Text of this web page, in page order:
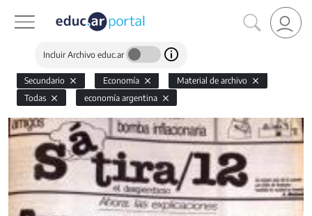
Incluir Archivo educ.ar
Secundario Economía
Material de archivo
Todas
economía argentina